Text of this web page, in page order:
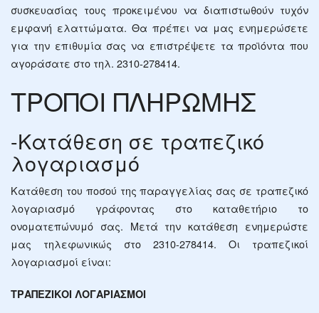
συσκευασίας τους προκειμένου να διαπιστωθούν τυχόν
εμφανή ελαττώματα. Θα πρέπει να μας ενημερώσετε
για την επιθυμία σας να επιστρέψετε τα προϊόντα που
αγοράσατε στο τηλ. 2310-278414.
ΤΡΟΠΟΙ ΠΛΗΡΩΜΗΣ
-Κατάθεση σε τραπεζικό
λογαριασμό
Κατάθεση του ποσού της παραγγελίας σας σε τραπεζικό
λογαριασμό γράφοντας στο καταθετήριο το
ονοματεπώνυμό σας. Μετά την κατάθεση ενημερώστε
μας τηλεφωνικώς στο 2310-278414. Οι τραπεζικοί
λογαριασμοί είναι:
ΤΡΑΠΕΖΙΚΟΙ ΛΟΓΑΡΙΑΣΜΟΙ